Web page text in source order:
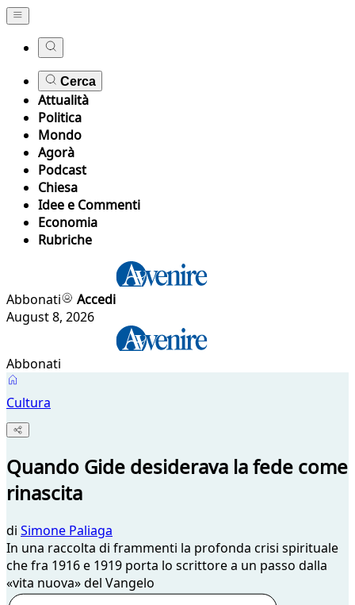
Cerca
Attualità
Politica
Mondo
Agorà
Podcast
Chiesa
Idee e Commenti
Economia
Rubriche
Abbonati
Accedi
August 8, 2026
Abbonati
Cultura
Quando Gide desiderava la fede come
rinascita
di Simone Paliaga
In una raccolta di frammenti la profonda crisi spirituale
che fra 1916 e 1919 porta lo scrittore a un passo dalla
«vita nuova» del Vangelo